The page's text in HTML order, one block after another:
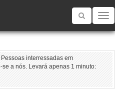
Toggle
interressadas em
a nós. Levará apenas 1 minuto: